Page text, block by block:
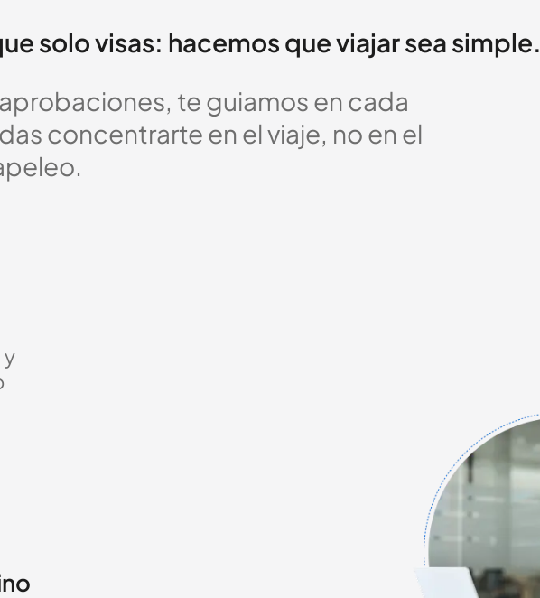
solo visas: hacemos que viajar sea simple.
te guiamos en cada
concentrarte en el viaje, no en el